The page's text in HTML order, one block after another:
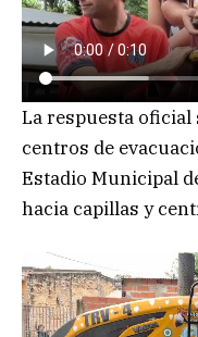
La respuesta oficial
centros de
Estadio Municipal
hacia capillas y